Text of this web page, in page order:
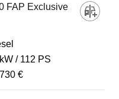
FAP Exclusive
112 PS
€